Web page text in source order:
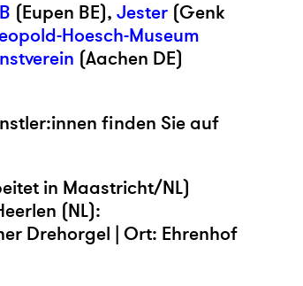
(Eupen BE), Jester (Genk
Hoesch-Museum
(Aachen DE)
finden Sie auf
in Maastricht/NL)
(NL):
Drehorgel | Ort: Ehrenhof